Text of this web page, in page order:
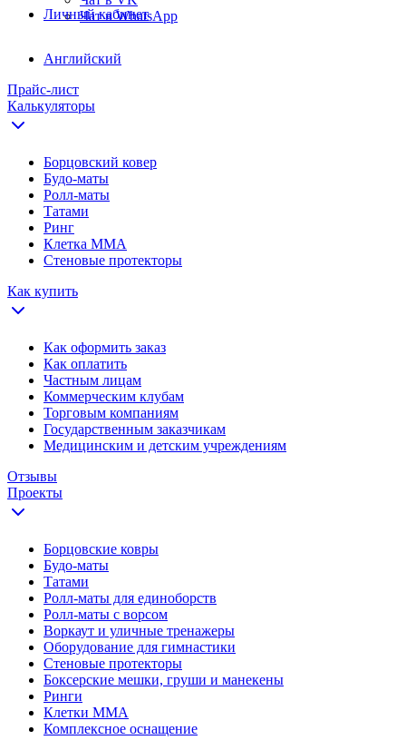
Чат в WhatsApp
Личный кабинет
Английский
Прайс-лист
Калькуляторы
Борцовский ковер
Будо-маты
Ролл-маты
Татами
Ринг
Клетка ММА
Стеновые протекторы
Как купить
Как оформить заказ
Как оплатить
Частным лицам
Коммерческим клубам
Торговым компаниям
Государственным заказчикам
Медицинским и детским учреждениям
Отзывы
Проекты
Борцовские ковры
Будо-маты
Татами
Ролл-маты для единоборств
Ролл-маты с ворсом
Воркаут и уличные тренажеры
Оборудование для гимнастики
Стеновые протекторы
Боксерские мешки, груши и манекены
Ринги
Клетки ММА
Комплексное оснащение